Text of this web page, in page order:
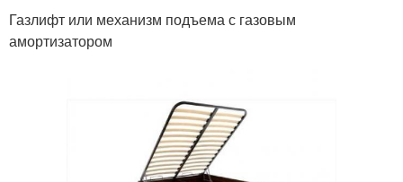
Газлифт или механизм подъема с газовым
амортизатором